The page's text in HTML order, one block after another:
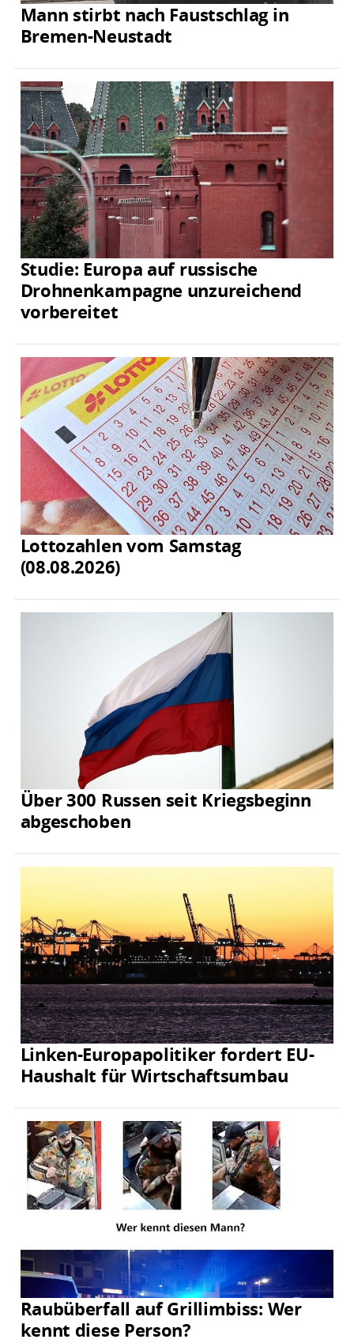
Mann stirbt nach Faustschlag in
Bremen-Neustadt
Studie: Europa auf russische
Drohnenkampagne unzureichend
vorbereitet
Lottozahlen vom Samstag
(08.08.2026)
Über 300 Russen seit Kriegsbeginn
abgeschoben
Linken-Europapolitiker fordert EU-
Haushalt für Wirtschaftsumbau
Raubüberfall auf Grillimbiss: Wer
kennt diese Person?